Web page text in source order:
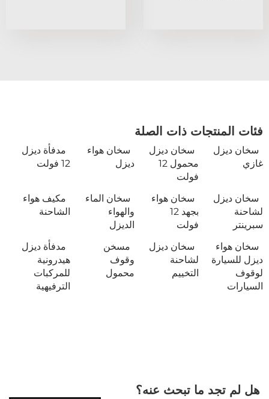
فئات المنتجات ذات الصلة
سخان ديزل
غازي
سخان ديزل
محمول 12
فولت
سخان هواء
ديزل
مدفأة ديزل
12 فولت
سخان ديزل
لشاحنة
سبرينتر
سخان هواء
بجهد 12
فولت
سخان الماء
والهواء
الديزل
مكيف هواء
الشاحنة
سخان هواء
ديزل للسيارة
لوقوف
السيارات
سخان ديزل
لشاحنة
التخييم
مسخن
وقوف
محمول
مدفأة ديزل
هيدرونية
للمركبات
الترفيهية
هل لم تجد ما تبحث عنه؟